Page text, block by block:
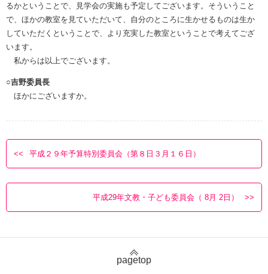
るかということで、見学会の実施も予定してございます。そういうこと
で、ほかの教室を見ていただいて、自分のところに生かせるものは生か
していただくということで、より充実した教室ということで考えてござ
います。
私からは以上でございます。
○吉野委員長
ほかにございますか。
平成２９年予算特別委員会（第８日３月１６日）
平成29年文教・子ども委員会（ 8月 2日）
pagetop